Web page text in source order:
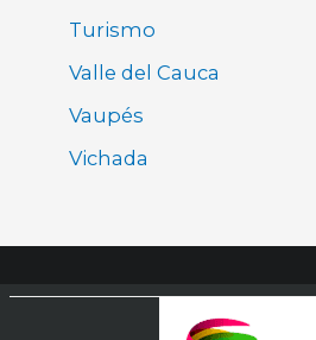
Turismo
Valle del Cauca
Vaupés
Vichada